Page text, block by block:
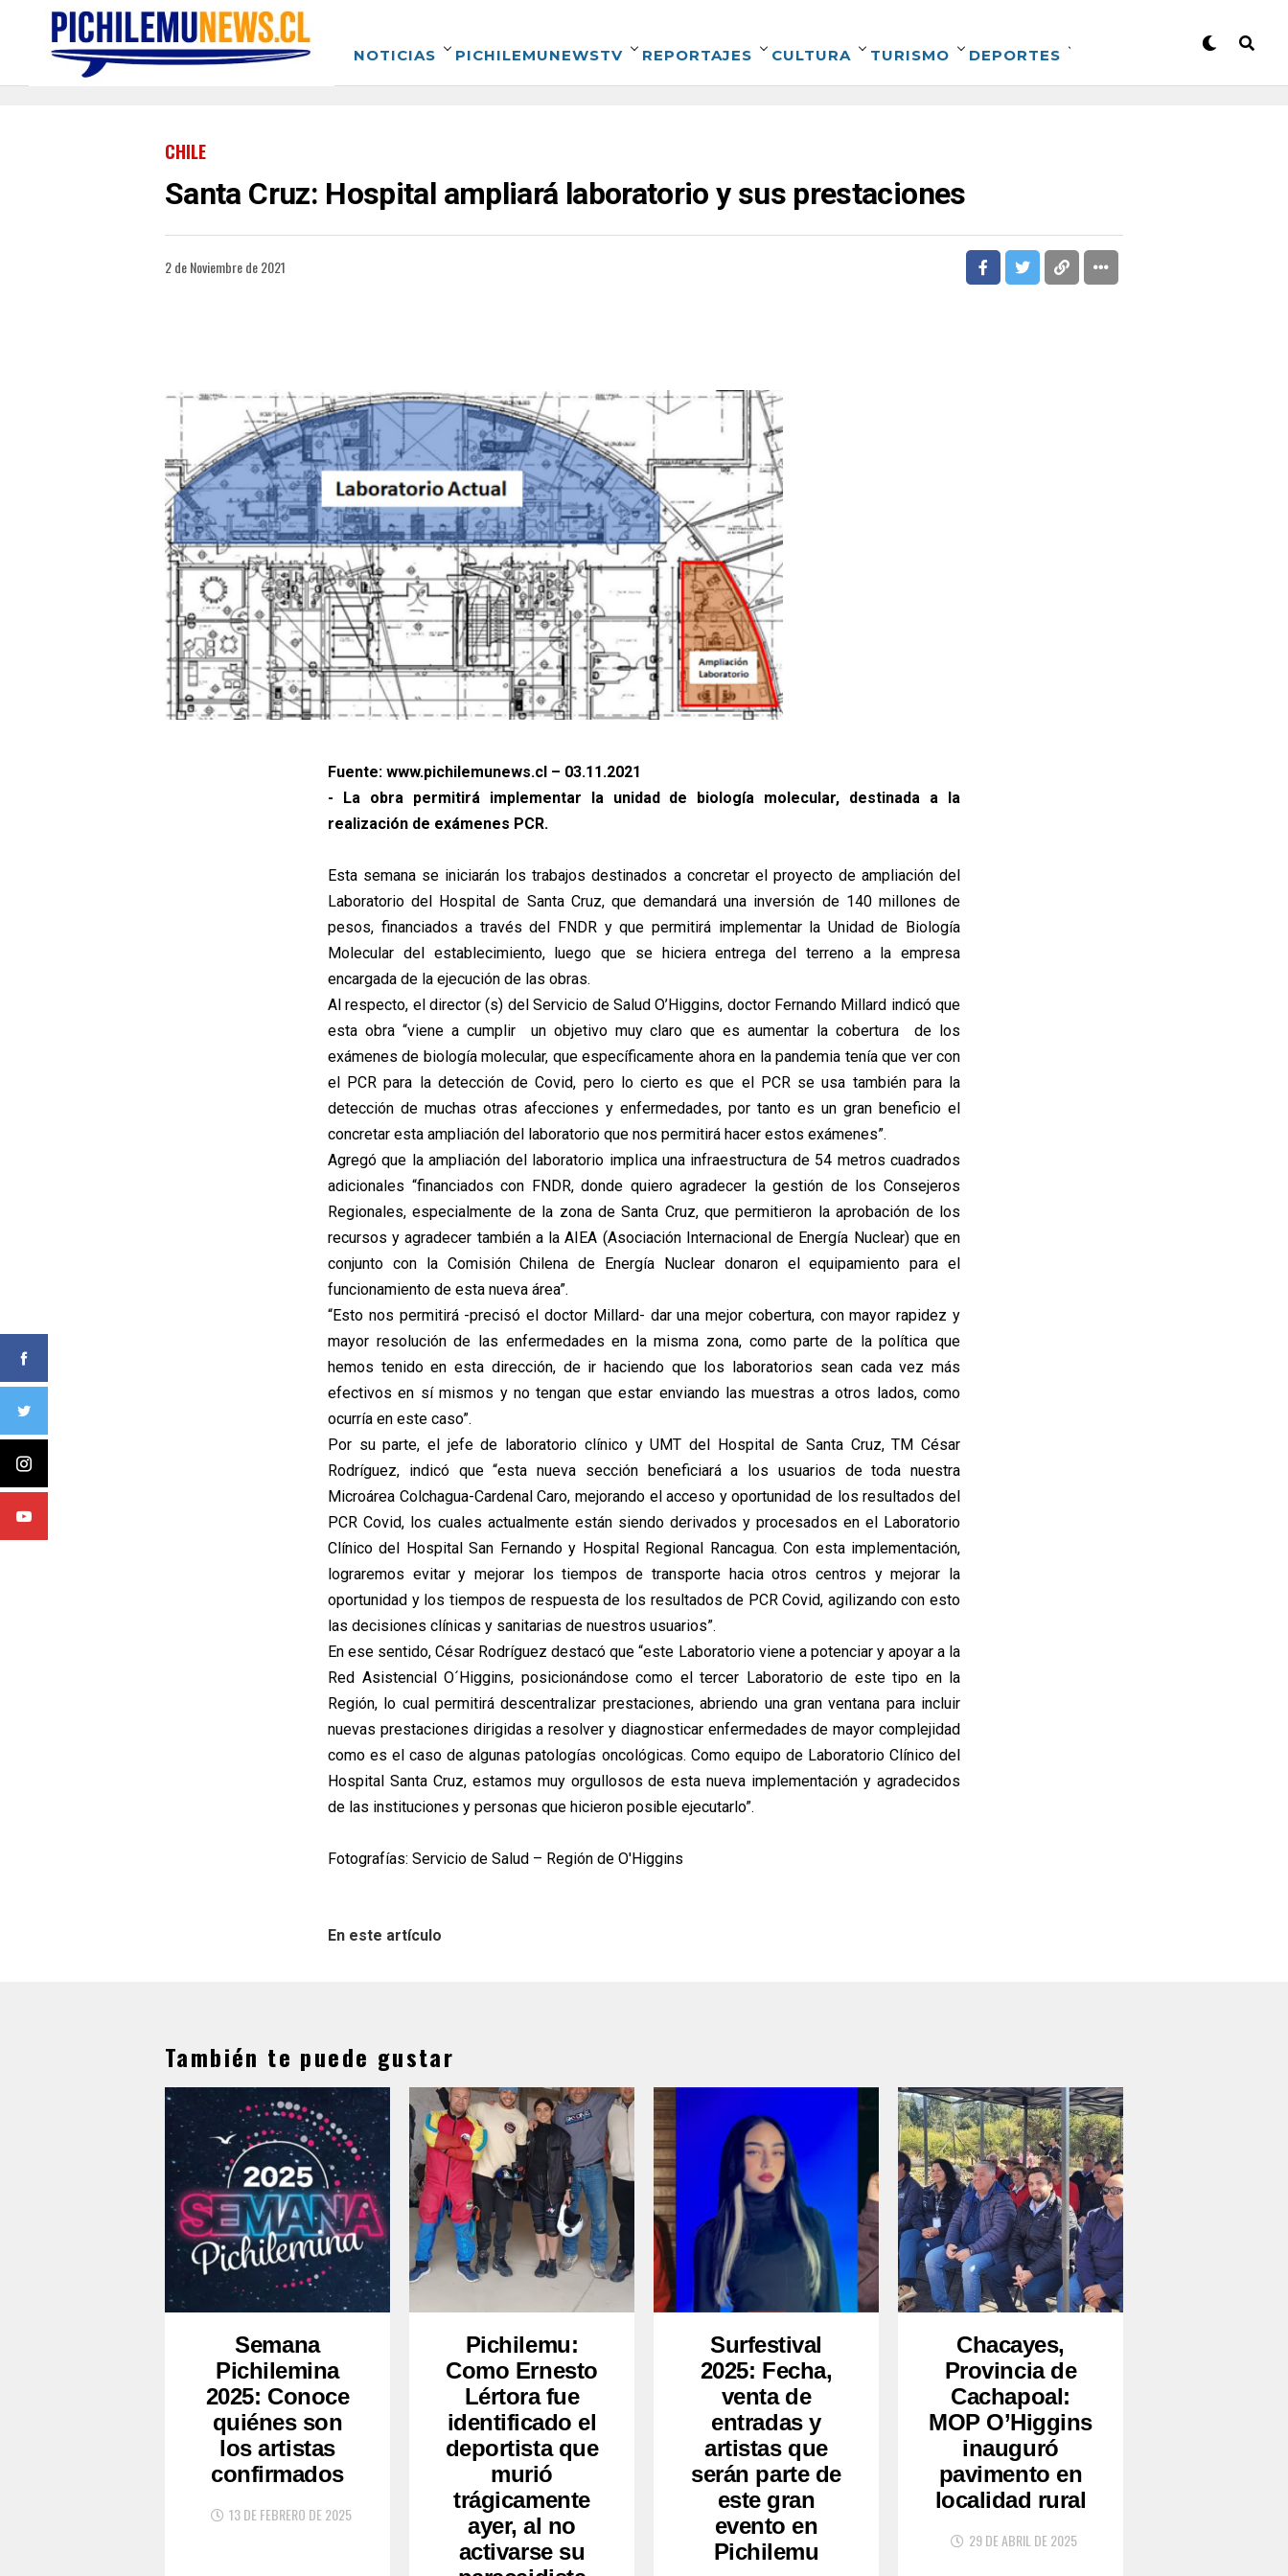
NOTICIAS PICHILEMUNEWSTV REPORTAJES CULTURA TURISMO DEPORTES
CHILE
Santa Cruz: Hospital ampliará laboratorio y sus prestaciones
2 de Noviembre de 2021
Fuente: www.pichilemunews.cl – 03.11.2021
- La obra permitirá implementar la unidad de biología molecular, destinada a la
realización de exámenes PCR.
Esta semana se iniciarán los trabajos destinados a concretar el proyecto de ampliación del
Laboratorio del Hospital de Santa Cruz, que demandará una inversión de 140 millones de
pesos, financiados a través del FNDR y que permitirá implementar la Unidad de Biología
Molecular del establecimiento, luego que se hiciera entrega del terreno a la empresa
encargada de la ejecución de las obras.
Al respecto, el director (s) del Servicio de Salud O’Higgins, doctor Fernando Millard indicó que
esta obra “viene a cumplir un objetivo muy claro que es aumentar la cobertura de los
exámenes de biología molecular, que específicamente ahora en la pandemia tenía que ver con
el PCR para la detección de Covid, pero lo cierto es que el PCR se usa también para la
detección de muchas otras afecciones y enfermedades, por tanto es un gran beneficio el
concretar esta ampliación del laboratorio que nos permitirá hacer estos exámenes”.
Agregó que la ampliación del laboratorio implica una infraestructura de 54 metros cuadrados
adicionales “financiados con FNDR, donde quiero agradecer la gestión de los Consejeros
Regionales, especialmente de la zona de Santa Cruz, que permitieron la aprobación de los
recursos y agradecer también a la AIEA (Asociación Internacional de Energía Nuclear) que en
conjunto con la Comisión Chilena de Energía Nuclear donaron el equipamiento para el
funcionamiento de esta nueva área”.
“Esto nos permitirá -precisó el doctor Millard- dar una mejor cobertura, con mayor rapidez y
mayor resolución de las enfermedades en la misma zona, como parte de la política que
hemos tenido en esta dirección, de ir haciendo que los laboratorios sean cada vez más
efectivos en sí mismos y no tengan que estar enviando las muestras a otros lados, como
ocurría en este caso”.
Por su parte, el jefe de laboratorio clínico y UMT del Hospital de Santa Cruz, TM César
Rodríguez, indicó que “esta nueva sección beneficiará a los usuarios de toda nuestra
Microárea Colchagua-Cardenal Caro, mejorando el acceso y oportunidad de los resultados del
PCR Covid, los cuales actualmente están siendo derivados y procesados en el Laboratorio
Clínico del Hospital San Fernando y Hospital Regional Rancagua. Con esta implementación,
lograremos evitar y mejorar los tiempos de transporte hacia otros centros y mejorar la
oportunidad y los tiempos de respuesta de los resultados de PCR Covid, agilizando con esto
las decisiones clínicas y sanitarias de nuestros usuarios”.
En ese sentido, César Rodríguez destacó que “este Laboratorio viene a potenciar y apoyar a la
Red Asistencial O´Higgins, posicionándose como el tercer Laboratorio de este tipo en la
Región, lo cual permitirá descentralizar prestaciones, abriendo una gran ventana para incluir
nuevas prestaciones dirigidas a resolver y diagnosticar enfermedades de mayor complejidad
como es el caso de algunas patologías oncológicas. Como equipo de Laboratorio Clínico del
Hospital Santa Cruz, estamos muy orgullosos de esta nueva implementación y agradecidos
de las instituciones y personas que hicieron posible ejecutarlo”.
Fotografías: Servicio de Salud – Región de O'Higgins
En este artículo
También te puede gustar
Semana
Pichilemina
2025: Conoce
quiénes son
los artistas
confirmados
13 DE FEBRERO DE 2025
Pichilemu:
Como Ernesto
Lértora fue
identificado el
deportista que
murió
trágicamente
ayer, al no
activarse su
Surfestival
2025: Fecha,
venta de
entradas y
artistas que
serán parte de
este gran
evento en
Pichilemu
Chacayes,
Provincia de
Cachapoal:
MOP O’Higgins
inauguró
pavimento en
localidad rural
29 DE ABRIL DE 2025